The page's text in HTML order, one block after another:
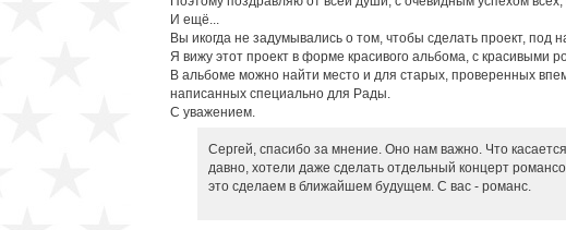
И ещё...
Вы икогда не задумывались о том, чтобы сделать проект,
Я вижу этот проект в форме красивого альбома, с красивыми
В альбоме можно найти место и для старых, проверенных
написанных специально для Рады.
С уважением.
Сергей, спасибо за мнение. Оно нам важно. Что
давно, хотели даже сделать отдельный концерт
это сделаем в ближайшем будущем. С вас - романс.